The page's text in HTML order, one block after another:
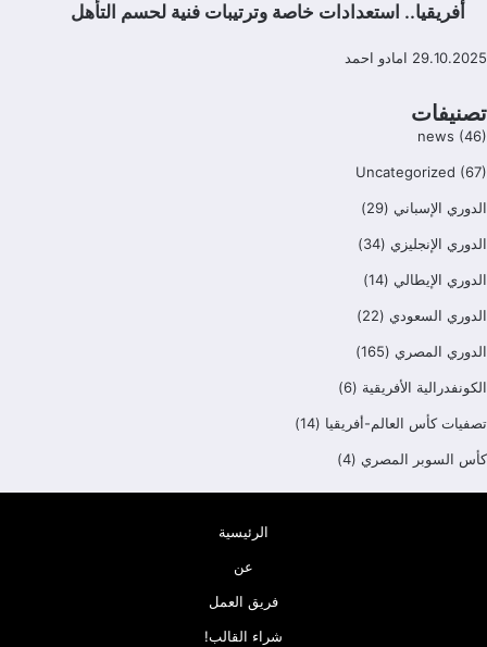
أفريقيا.. استعدادات خاصة وترتيبات فنية لحسم التأهل
29.10.2025 امادو احمد
تصنيفات
news (46)
Uncategorized (67)
الدوري الإسباني (29)
الدوري الإنجليزي (34)
الدوري الإيطالي (14)
الدوري السعودي (22)
الدوري المصري (165)
الكونفدرالية الأفريقية (6)
تصفيات كأس العالم-أفريقيا (14)
كأس السوبر المصري (4)
الرئيسية
عن
فريق العمل
شراء القالب!